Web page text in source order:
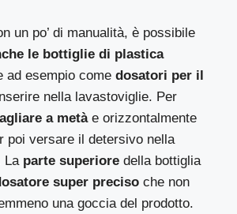
un po’ di manualità, è possibile
le bottiglie di plastica
ad esempio comedosatori per il
nella lavastoviglie. Per
a metàe orizzontalmente
poi versare il detersivo nella
La parte superiore della bottiglia
super preciso che non
una goccia del prodotto.